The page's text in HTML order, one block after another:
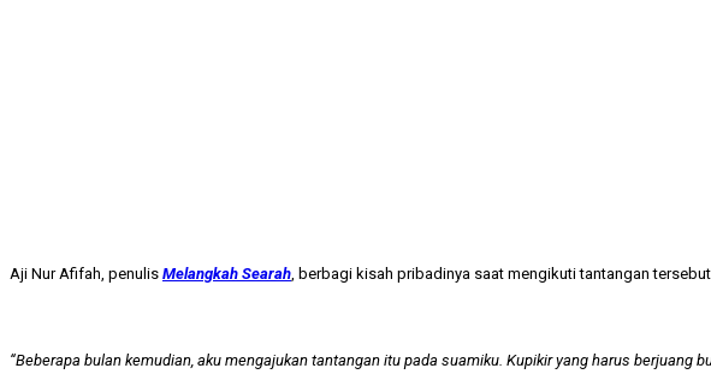
Aji Nur Afifah, penulis Melangkah Searah , berbagi kisah pribadinya saat mengikuti tantangan
“Beberapa bulan kemudian, aku mengajukan tantangan itu pada suamiku. Kupikir yang harus berjuang